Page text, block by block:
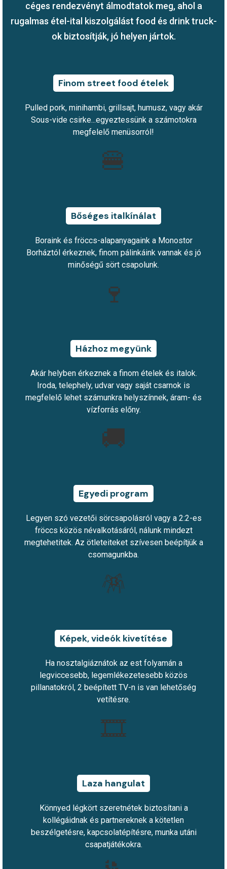
céges rendezvényt álmodtatok meg, ahol a
rugalmas étel-ital kiszolgálást food és drink truck-
ok biztosítják, jó helyen jártok.
Finom street food ételek
Pulled pork, minihambi, grillsajt, humusz, vagy akár
Sous-vide csirke...egyeztessünk a számotokra
megfelelő menüsorról!
🍔
Bőséges italkínálat
Boraink és fröccs-alapanyagaink a Monostor
Borháztól érkeznek, finom pálinkáink vannak és jó
minőségű sört csapolunk.
🍷
Házhoz megyünk
Akár helyben érkeznek a finom ételek és italok.
Iroda, telephely, udvar vagy saját csarnok is
megfelelő lehet számunkra helyszínnek, áram- és
vízforrás előny.
🚚
Egyedi program
Legyen szó vezetői sörcsapolásról vagy a 2:2-es
fröccs közös névalkotásáról, nálunk mindezt
megtehetitek. Az ötleteiteket szívesen beépítjük a
csomagunkba.
🪅
Képek, videók kivetítése
Ha nosztalgiáznátok az est folyamán a
legviccesebb, legemlékezetesebb közös
pillanatokról, 2 beépített TV-n is van lehetőség
vetítésre.
🎞️
Laza hangulat
Könnyed légkört szeretnétek biztosítani a
kollégáidnak és partnereknek a kötetlen
beszélgetésre, kapcsolatépítésre, munka utáni
csapatjátékokra.